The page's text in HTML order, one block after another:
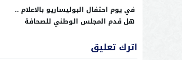
في يوم احتفال البوليساريو بالاعلام ..
هل قدم المجلس الوطني للصحافة
اترك تعليق